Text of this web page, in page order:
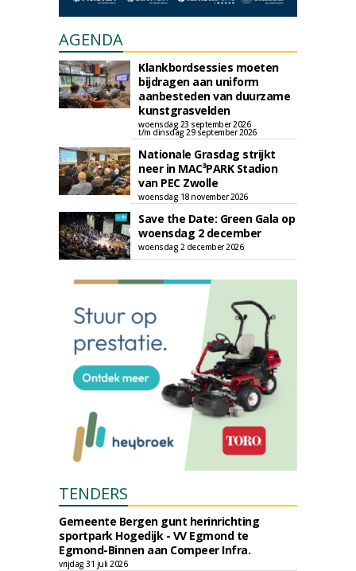
AGENDA
Klankbordsessies moeten
bijdragen aan uniform
aanbesteden van duurzame
kunstgrasvelden
woensdag 23 september 2026
t/m dinsdag 29 september 2026
Nationale Grasdag strijkt
neer in MAC³PARK Stadion
van PEC Zwolle
woensdag 18 november 2026
Save the Date: Green Gala op
woensdag 2 december
woensdag 2 december 2026
TENDERS
Gemeente Bergen gunt herinrichting
sportpark Hogedijk - VV Egmond te
Egmond-Binnen aan Compeer Infra.
vrijdag 31 juli 2026